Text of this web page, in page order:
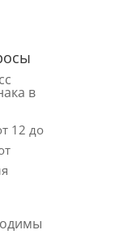
в
12 до